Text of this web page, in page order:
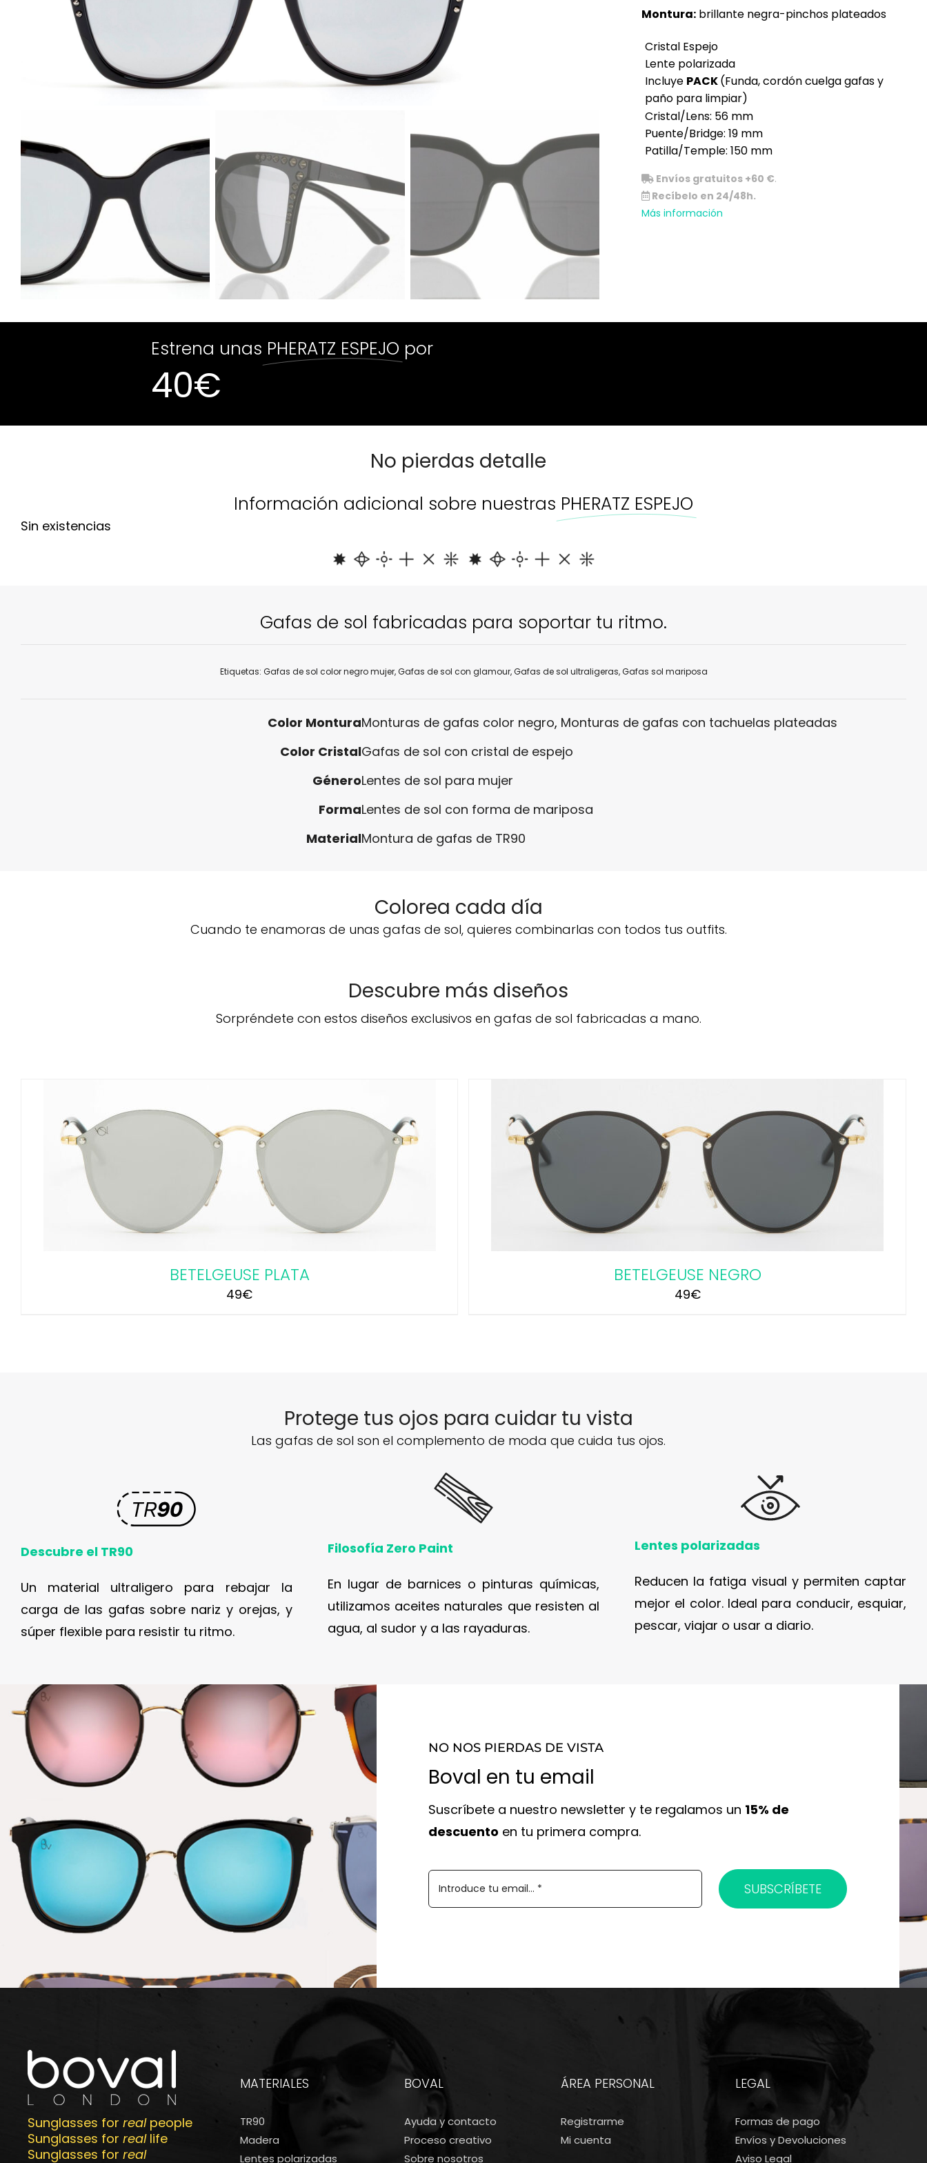
Montura: brillante negra-pinchos plateados
Cristal Espejo
Lente polarizada
Incluye PACK(Funda, cordón cuelga gafas y
paño para limpiar)
Cristal/Lens: 56 mm
Puente/Bridge: 19 mm
Patilla/Temple: 150 mm
Envíos gratuitos +60 €.
Recíbelo en 24/48h.
Más información
Estrena unas PHERATZ ESPEJO por
40€
No pierdas detalle
Información adicional sobre nuestras PHERATZ ESPEJO
Sin existencias
Gafas de sol fabricadas para soportar tu ritmo.
Etiquetas: Gafas de sol color negro mujer,Gafas de sol con glamour,Gafas de sol ultraligeras,Gafas sol mariposa
Color MonturaMonturas de gafas color negro, Monturas de gafas con tachuelas plateadas
Color CristalGafas de sol con cristal de espejo
GéneroLentes de sol para mujer
FormaLentes de sol con forma de mariposa
MaterialMontura de gafas de TR90
Colorea cada día
Cuando te enamoras de unas gafas de sol, quieres combinarlas con todos tus outfits.
Descubre más diseños
Sorpréndete con estos diseños exclusivos en gafas de sol fabricadas a mano.
BETELGEUSE PLATA
49€
AÑADIR AL CARRITO
BETELGEUSE NEGRO
49€
Protege tus ojos para cuidar tu vista
Las gafas de sol son el complemento de moda que cuida tus ojos.
Descubre el TR90
Un material ultraligero para rebajar la
carga de las gafas sobre nariz y orejas, y
súper flexible para resistir tu ritmo.
Filosofía Zero Paint
En lugar de barnices o pinturas químicas,
utilizamos aceites naturales que resisten al
agua, al sudor y a las rayaduras.
Lentes polarizadas
Reducen la fatiga visual y permiten captar
mejor el color. Ideal para conducir, esquiar,
pescar, viajar o usar a diario.
NO NOS PIERDAS DE VISTA
Boval en tu email
Suscríbete a nuestro newsletter y te regalamos un 15% de
descuento en tu primera compra.
SUBSCRÍBETE
Sunglasses for realpeople
Sunglasses for reallife
Sunglasses for real
MATERIALES
TR90
Madera
Lentes polarizadas
BOVAL
Ayuda y contacto
Proceso creativo
Sobre nosotros
ÁREA PERSONAL
Registrarme
Mi cuenta
LEGAL
Formas de pago
Envíos y Devoluciones
Aviso Legal